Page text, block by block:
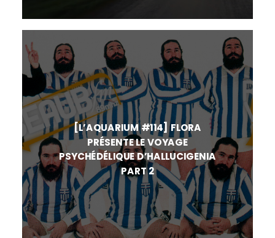
[L’AQUARIUM #114] FLORA
PRÉSENTE LE VOYAGE
PSYCHÉDÉLIQUE D’HALLUCIGENIA
PART 2